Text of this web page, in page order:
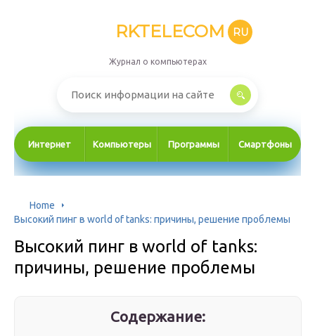
RKTELECOM RU
Журнал о компьютерах
Интернет Компьютеры Программы Смартфоны
Home
Высокий пинг в world of tanks: причины, решение проблемы
Высокий пинг в world of tanks:
причины, решение проблемы
Содержание: